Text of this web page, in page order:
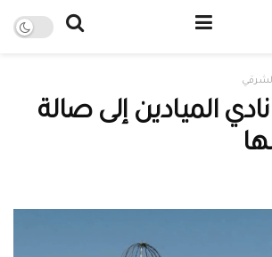
الميادين إلى صالة